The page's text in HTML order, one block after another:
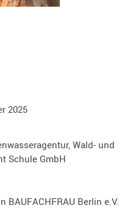
2025
Wald- und
Schule GmbH
Berlin e.V.